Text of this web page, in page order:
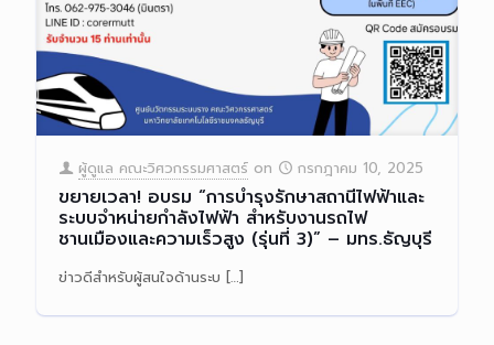
ผู้ดูแล คณะวิศวกรรมศาสตร์ on กรกฎาคม 10, 2025
ขยายเวลา! อบรม “การบำรุงรักษาสถานีไฟฟ้าและ
ระบบจำหน่ายกำลังไฟฟ้า สำหรับงานรถไฟ
ชานเมืองและความเร็วสูง (รุ่นที่ 3)” – มทร.ธัญบุรี
ข่าวดีสำหรับผู้สนใจด้านระบ […]